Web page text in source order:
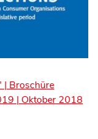
| Broschüre
| Oktober 2018